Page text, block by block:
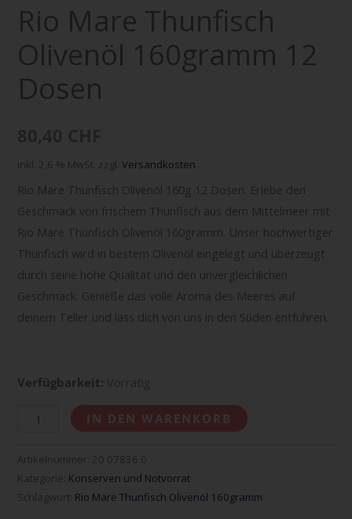
Rio Mare Thunfisch
Olivenöl 160gramm 12
Dosen
inkl. 2,6 % MwSt. zzgl.Versandkosten
Rio Mare Thunfisch Olivenöl 160g 12 Dosen. Erlebe den
Geschmack von frischem Thunfisch aus dem Mittelmeer mit
Rio Mare Thunfisch Olivenöl 160gramm. Unser hochwertiger
Thunfisch wird in bestem Olivenöl eingelegt und überzeugt
durch seine hohe Qualität und den unvergleichlichen
Geschmack. Genieße das volle Aroma des Meeres auf
deinem Teller und lass dich von uns in den Süden entführen.
Verfügbarkeit: Vorrätig
Dosen
Menge
IN DEN WARENKORB
Artikelnummer: 20 07836.0
Kategorie: Konserven und Notvorrat
Schlagwort: Rio Mare Thunfisch Olivenöl 160gramm